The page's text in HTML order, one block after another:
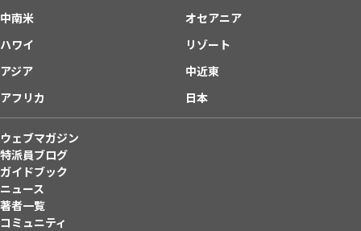
中南米
オセアニア
ハワイ
リゾート
アジア
中近東
アフリカ
日本
ウェブマガジン
特派員ブログ
ガイドブック
ニュース
著者一覧
コミュニティ